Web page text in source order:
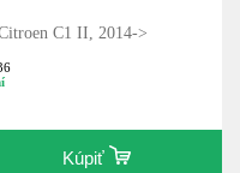
C1 II, 2014->
Kúpiť